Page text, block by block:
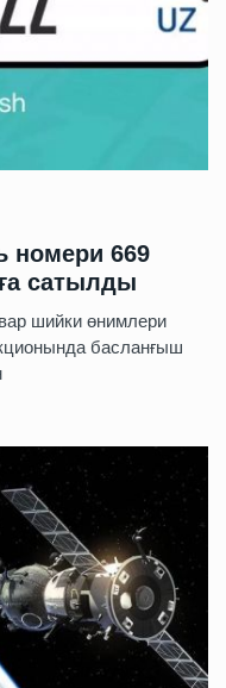
номери 669
сатылды
шийки өнимлери
басланғыш